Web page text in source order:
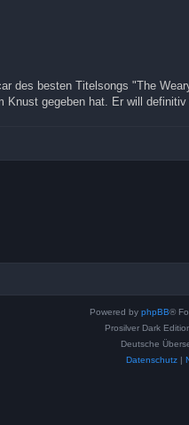
des besten Titelsongs "The
gegeben hat. Er will definitiv
Powered by phpBB®
Prosilver Dark
Deutsche
Datenschutz|